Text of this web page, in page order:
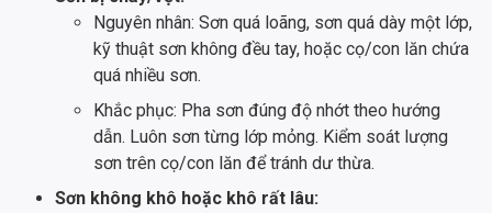
Nguyên nhân: Sơn quá loãng, sơn quá dày một lớp,
kỹ thuật sơn không đều tay, hoặc cọ/con lăn chứa
quá nhiều sơn.
Khắc phục: Pha sơn đúng độ nhớt theo hướng
dẫn. Luôn sơn từng lớp mỏng. Kiểm soát lượng
sơn trên cọ/con lăn để tránh dư thừa.
Sơn không khô hoặc khô rất lâu: